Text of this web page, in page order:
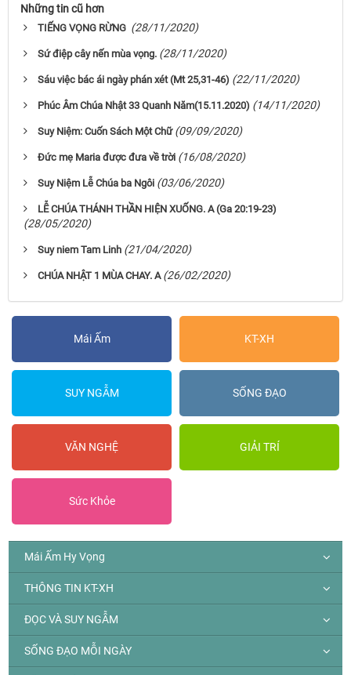
Những tin cũ hơn
TIẾNG VỌNG RỪNG (28/11/2020)
Sứ điệp cây nến mùa vọng. (28/11/2020)
Sáu việc bác ái ngày phán xét (Mt 25,31-46) (22/11/2020)
Phúc Âm Chúa Nhật 33 Quanh Năm(15.11.2020) (14/11/2020)
Suy Niệm: Cuốn Sách Một Chữ (09/09/2020)
Đức mẹ Maria được đưa về trời (16/08/2020)
Suy Niệm Lễ Chúa ba Ngôi (03/06/2020)
LỄ CHÚA THÁNH THẦN HIỆN XUỐNG. A (Ga 20:19-23)
(28/05/2020)
Suy niem Tam Linh (21/04/2020)
CHÚA NHẬT 1 MÙA CHAY. A (26/02/2020)
Mái Ấm KT-XH
SUY NGẪM SỐNG ĐẠO
VĂN NGHỆ GIẢI TRÍ
Sức Khỏe
Mái Ấm Hy Vọng
THÔNG TIN KT-XH
ĐỌC VÀ SUY NGẪM
SỐNG ĐẠO MỖI NGÀY